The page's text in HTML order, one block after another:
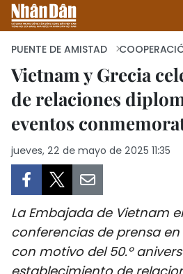
INICIO
POLÍTICA
SALUD -
CULTURA -
PUENTE DE AMISTAD
Vietnam y Grecia
de relaciones
eventos
jueves, 22 de mayo de 2025 11:35
La Embajada de Vietnam
conferencias de prensa
con motivo del 50.º